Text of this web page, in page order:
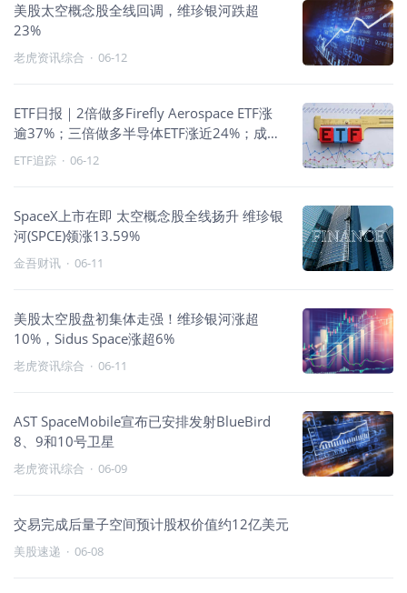
美股太空概念股全线回调，维珍银河跌超
23%
老虎资讯综合 · 06-12
ETF日报｜2倍做多Firefly Aerospace ETF涨
逾37%；三倍做多半导体ETF涨近24%；成长
风格领跑
ETF追踪 · 06-12
SpaceX上市在即 太空概念股全线扬升 维珍银
河(SPCE)领涨13.59%
金吾财讯 · 06-11
美股太空股盘初集体走强！维珍银河涨超
10%，Sidus Space涨超6%
老虎资讯综合 · 06-11
AST SpaceMobile宣布已安排发射BlueBird
8、9和10号卫星
老虎资讯综合 · 06-09
交易完成后量子空间预计股权价值约12亿美元
美股速递 · 06-08